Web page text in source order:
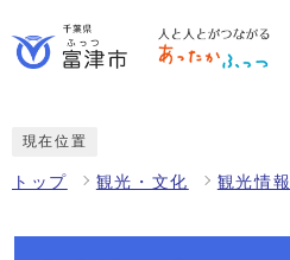
現在位置
トップ 観光・文化 観光情報